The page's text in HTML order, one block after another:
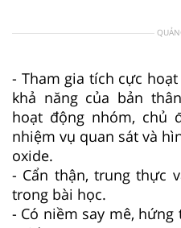
- Tham gia tích cực
khả năng của bản
hoạt động nhóm, chủ
nhiệm vụ quan sát và
oxide.
- Cẩn thận, trung thực
trong bài học.
- Có niềm say mê,